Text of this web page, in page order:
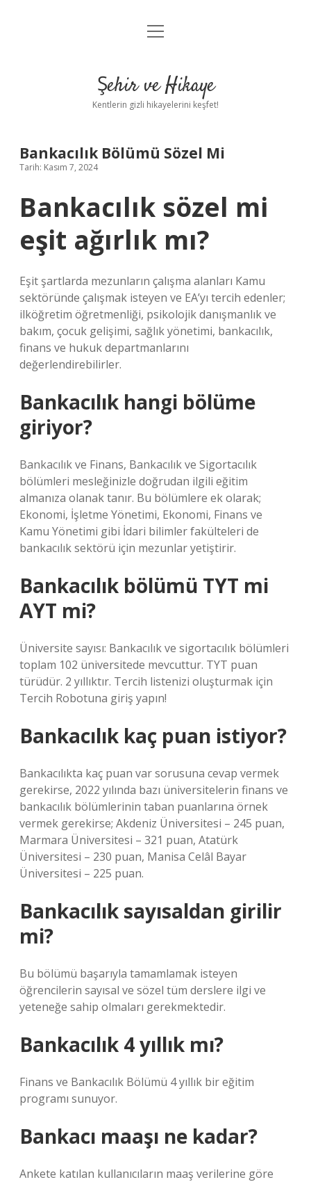
Anasayfa
Yasal Uyarı
menüyü
Şehir ve Hikaye
Kentlerin gizli hikayelerini keşfet!
Bankacılık Bölümü Sözel Mi
Tarih: Kasım 7, 2024
Bankacılık sözel mi
eşit ağırlık mı?
Eşit şartlarda mezunların çalışma alanları Kamu
sektöründe çalışmak isteyen ve EA’yı tercih edenler;
ilköğretim öğretmenliği, psikolojik danışmanlık ve
bakım, çocuk gelişimi, sağlık yönetimi, bankacılık,
finans ve hukuk departmanlarını
değerlendirebilirler.
Bankacılık hangi bölüme
giriyor?
Bankacılık ve Finans, Bankacılık ve Sigortacılık
bölümleri mesleğinizle doğrudan ilgili eğitim
almanıza olanak tanır. Bu bölümlere ek olarak;
Ekonomi, İşletme Yönetimi, Ekonomi, Finans ve
Kamu Yönetimi gibi İdari bilimler fakülteleri de
bankacılık sektörü için mezunlar yetiştirir.
Bankacılık bölümü TYT mi
AYT mi?
Üniversite sayısı: Bankacılık ve sigortacılık bölümleri
toplam 102 üniversitede mevcuttur. TYT puan
türüdür. 2 yıllıktır. Tercih listenizi oluşturmak için
Tercih Robotuna giriş yapın!
Bankacılık kaç puan istiyor?
Bankacılıkta kaç puan var sorusuna cevap vermek
gerekirse, 2022 yılında bazı üniversitelerin finans ve
bankacılık bölümlerinin taban puanlarına örnek
vermek gerekirse; Akdeniz Üniversitesi – 245 puan,
Marmara Üniversitesi – 321 puan, Atatürk
Üniversitesi – 230 puan, Manisa Celâl Bayar
Üniversitesi – 225 puan.
Bankacılık sayısaldan girilir
mi?
Bu bölümü başarıyla tamamlamak isteyen
öğrencilerin sayısal ve sözel tüm derslere ilgi ve
yeteneğe sahip olmaları gerekmektedir.
Bankacılık 4 yıllık mı?
Finans ve Bankacılık Bölümü 4 yıllık bir eğitim
programı sunuyor.
Bankacı maaşı ne kadar?
Ankete katılan kullanıcıların maaş verilerine göre